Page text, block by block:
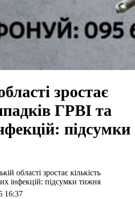
зростає
ГРВІ та
підсумки
області зростає кількість
інфекцій: підсумки тижня
16:37